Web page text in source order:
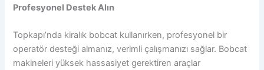
Profesyonel Destek Alın
Topkapı’nda kiralık bobcat kullanırken, profesyonel bir
operatör desteği almanız, verimli çalışmanızı sağlar. Bobcat
makineleri yüksek hassasiyet gerektiren araçlar